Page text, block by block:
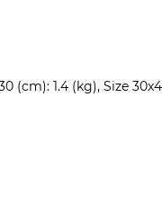
(cm): 1.4 (kg), Size